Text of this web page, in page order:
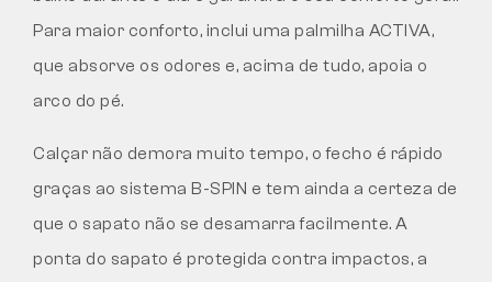
Para maior conforto, inclui uma palmilha ACTIVA,
que absorve os odores e, acima de tudo, apoia o
arco do pé.
Calçar não demora muito tempo, o fecho é rápido
graças ao sistema B-SPIN e tem ainda a certeza de
que o sapato não se desamarra facilmente. A
ponta do sapato é protegida contra impactos, a